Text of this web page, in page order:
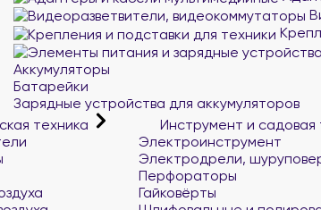
Аккумуляторы
Батарейки
Зарядные устройства для аккумуляторов
техника
Инструмент и садовая
Электроинструмент
Электродрели,
Перфораторы
Гайковёрты